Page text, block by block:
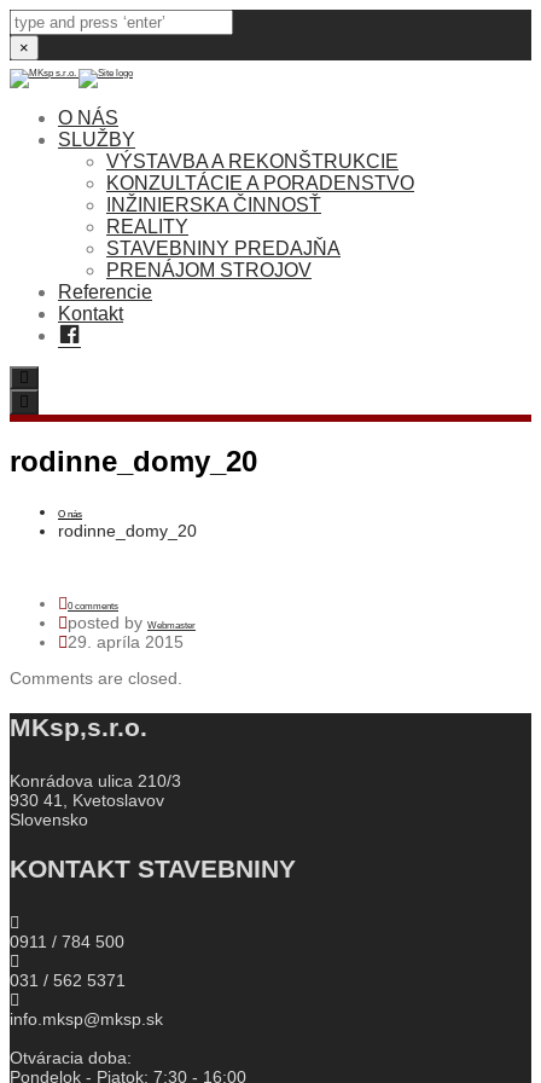
×
O NÁS
SLUŽBY
VÝSTAVBA A REKONŠTRUKCIE
KONZULTÁCIE A PORADENSTVO
INŽINIERSKA ČINNOSŤ
REALITY
STAVEBNINY PREDAJŇA
PRENÁJOM STROJOV
Referencie
Kontakt
Facebook
Toggle
navigation
rodinne_domy_20
O nás
rodinne_domy_20
0 comments
posted by Webmaster
29. apríla 2015
Comments are closed.
MKsp,s.r.o.
Konrádova ulica 210/3
930 41, Kvetoslavov
Slovensko
KONTAKT STAVEBNINY
0911 / 784 500
031 / 562 5371
info.mksp@mksp.sk
Otváracia doba:
Pondelok - Piatok: 7:30 - 16:00